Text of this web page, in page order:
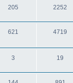
205 2252
621 4719
3 19